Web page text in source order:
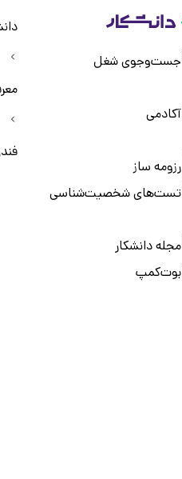
جست‌و‌جوی شغل
آکادمی
رزومه ساز
تست‌های شخصیت‌شناسی
مجله دانشکار
بوت‌کمپ